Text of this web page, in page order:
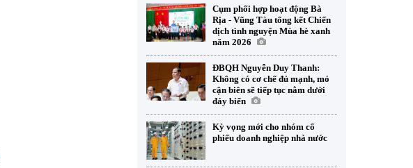
Cụm phối hợp hoạt động Bà
Rịa - Vũng Tàu tổng kết Chiến
dịch tình nguyện Mùa hè xanh
năm 2026
ĐBQH Nguyễn Duy Thanh:
Không có cơ chế đủ mạnh, mỏ
cận biên sẽ tiếp tục nằm dưới
đáy biển
Kỳ vọng mới cho nhóm cổ
phiếu doanh nghiệp nhà nước